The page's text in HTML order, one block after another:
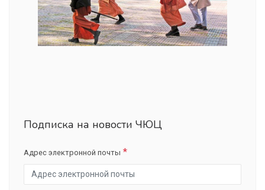
Подписка на новости ЧЮЦ
Адрес электронной почты